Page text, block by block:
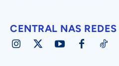
CENTRAL NAS REDES